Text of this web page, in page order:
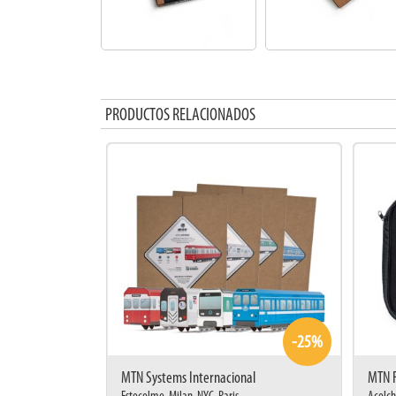
PRODUCTOS RELACIONADOS
-25%
MTN Systems Internacional MTN